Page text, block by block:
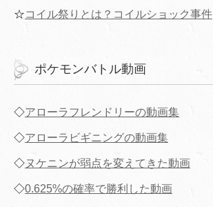
☆コイル祭りとは？コイルショック事件
ポケモンバトル動画
◇アローラフレンドリーの動画集
◇アローラビギニングの動画集
◇ヌケニンが弱点を変えてきた動画
◇0.625%の確率で勝利した動画